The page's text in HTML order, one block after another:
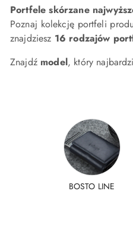
Portfele skórzane
Poznaj kolekcję portfeli
znajdziesz 16 rodzajów
Znajdź model, który
BOSTO LINE